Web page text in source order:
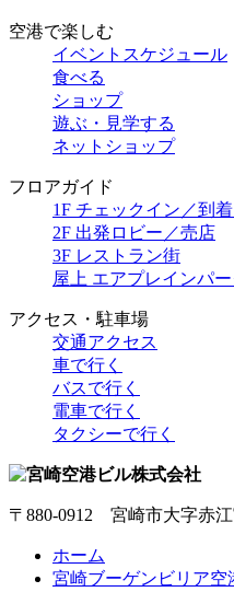
空港で楽しむ
イベントスケジュール
食べる
ショップ
遊ぶ・見学する
ネットショップ
フロアガイド
1F チェックイン／到
2F 出発ロビー／売店
3F レストラン街
屋上 エアプレインパー
アクセス・駐車場
交通アクセス
車で行く
バスで行く
電車で行く
タクシーで行く
〒880-0912 宮崎市大字赤
ホーム
宮崎ブーゲンビリア空